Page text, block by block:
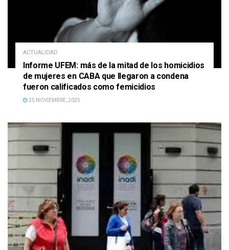
ACTUALIDAD
Informe UFEM: más de la mitad de los homicidios
de mujeres en CABA que llegaron a condena
fueron calificados como femicidios
25 NOVIEMBRE, 2025